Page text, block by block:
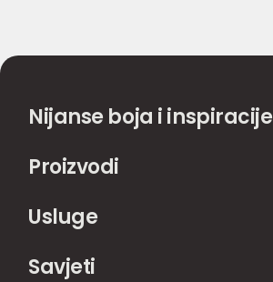
Nijanse boja i inspiracije
Proizvodi
Usluge
Savjeti